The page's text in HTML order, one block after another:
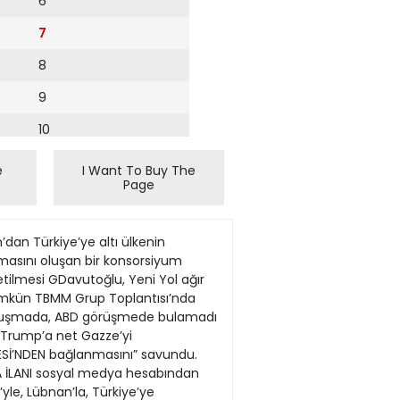
7
8
9
10
I Want To Buy The
Page
kısmında mülkiyet Şeria’daki Filistinlilerin Mah. 101 Ada 257 parsel kamulaştırması yerlerinden edilmesine karşı kararlı tutumunu 8.711,97 m²’lik taşınmazın MUHAMMET ESAT Geyve İlçesi, Akkaya yineledim. Bu, Arapların 5 2025/82 3.499,49 m²’lik kısmında mülki- KAYNAR Mah. 101 ada 254 Parsel ortak tutumudur. Filistinlileri yet kamulaştırması yerlerinden etmeden 2.007,34 m²’lik taşınmazın Gazze’nin yeniden inşası ve Geyve İlçesi, Akkaya 6 2025/83 GÜLŞEN ÇOLAK 249,24 m²’lik kısmında mülkiyet vahim insani durumun ele Mah. 101 Ada 201 Parsel alınması herkesin önceliği kamulaştırması olmalıdır” ifadelerini kullandı. 18.956,00 m²lik taşınmazın Geyve İlçesi, Akkaya 7 2025/84 ALİ BEZEN 1.091,43 m²lik kısmında mülkiyet Mah. 101 Ada 134 Parsel kamulaştırması Topu Kahire ve Riyad’a attı 11.204,72 m²lik taşınmazın Geyve İlçesi, Akkaya 8 2025/85 MUSTAFA GÖKÇEAĞAÇ 8.102,70 m²lik kısmında mülkiyet ABD Başkanı Donald Trump “Gazze’yi ele Muhammed bin Selman tarafından Riyad’daki Mah. 101 Ada 252 parsel geçirme” ve Filistinlileri Ürdün ile Mısır’a sürme görüşmelere davet edildik. Bence asıl mesele, kamulaştırması planından vazgeçmezken Arap ülkeleri de bunu herkes için iyi olacak şekilde nasıl 2.855,19 m²lik taşınmazın Geyve İlçesi, Akkaya Washington’la köprüleri tamamen atmadan yürüteceğimiz. Elbette ABD’nin, bölgedeki 9 2025/86 MURAT AÇIKDENİZ 309,49 m²lik kısmında mülkiyet Mah., 101 Ada 280 Parsel nasıl bir duruş sergileyecekleri konusunda insanların, özellikle halkımın çıkarları için en iyi kamulaştırması sınav veriyor. Trump bu planın bir parçası olanı göz önüne almalıyız” ifadelerini kullandı. CUMBA İNŞAAT SANAYİ 4.060,91 m²lik taşınmazın olarak önceki akşam Oval Ofis’te Ürdün Kralı II. Kral daha sonra Ürdün’ün Filistinlileri kabul Geyve İlçesi, Akkaya 10 2025/87 VE TİCARET LİMİTED 619,21 m²lik kısmında mülkiyet Abdullah’ı ağırladı. etmemesi halinde yardımları kesmekle tehdit Mah. 101 Ada 186 Parsel ŞİRKETİ kamulaştırması Görüşme öncesi Tru